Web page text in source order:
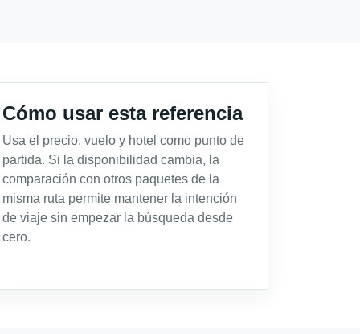
Cómo usar esta referencia
Usa el precio, vuelo y hotel como punto de
partida. Si la disponibilidad cambia, la
comparación con otros paquetes de la
misma ruta permite mantener la intención
de viaje sin empezar la búsqueda desde
cero.